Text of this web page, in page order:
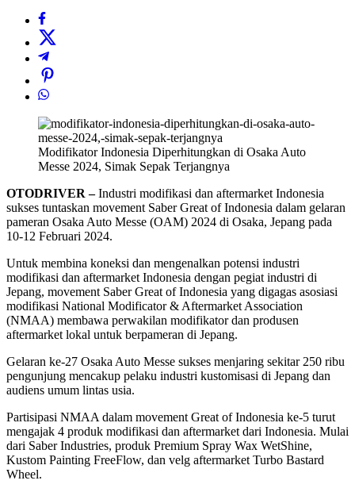
Modifikator Indonesia Diperhitungkan di Osaka Auto
Messe 2024, Simak Sepak Terjangnya
OTODRIVER –Industri modifikasi dan aftermarket Indonesia
sukses tuntaskan movement Saber Great of Indonesia dalam gelaran
pameran Osaka Auto Messe (OAM) 2024 di Osaka, Jepang pada
10-12 Februari 2024.
Untuk membina koneksi dan mengenalkan potensi industri
modifikasi dan aftermarket Indonesia dengan pegiat industri di
Jepang, movement Saber Great of Indonesia yang digagas asosiasi
modifikasi National Modificator & Aftermarket Association
(NMAA) membawa perwakilan modifikator dan produsen
aftermarket lokal untuk berpameran di Jepang.
Gelaran ke-27 Osaka Auto Messe sukses menjaring sekitar 250 ribu
pengunjung mencakup pelaku industri kustomisasi di Jepang dan
audiens umum lintas usia.
Partisipasi NMAA dalam movement Great of Indonesia ke-5 turut
mengajak 4 produk modifikasi dan aftermarket dari Indonesia. Mulai
dari Saber Industries, produk Premium Spray Wax WetShine,
Kustom Painting FreeFlow, dan velg aftermarket Turbo Bastard
Wheel.